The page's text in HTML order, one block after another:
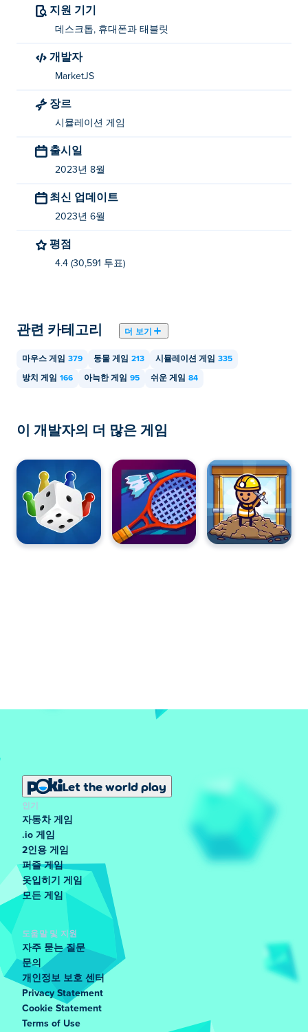
레이드하십시오!
누가 Idle Pet Business를 만들었습니까?
Idle Pet Business는 MarketJS에서 만듭니다. 다른 게임 플
레이 Poki (포키):
Idle Mining Empire
Classic Solitaire, castle-fight-with-buddies,
sudoku-village,
Mine Sweeper
mahjong-pyramids, unblock-it,
Love Calculator,Hangman
Super Girl Story
그리고
Idle Pet Business를 무료로 플레이하려면 어떻
Idle Pet Business를 모바일 기기와 데스크톱에
Idle Pet Business는 컴퓨터와 휴대폰 및 태블릿과 같은 모
지원 기기
데스크톱, 휴대폰과 태블릿
개발자
MarketJS
장르
시뮬레이션 게임
출시일
2023년 8월
최신 업데이트
2023년 6월
평점
4.4 (30,591 투표)
관련 카테고리 더 보기
마우스 게임 379 동물 게임 213 시뮬레이션 게임 335
방치 게임 166 아늑한 게임 95 쉬운 게임 84
이 개발자의 더 많은 게임
Let the world play
인기
자동차 게임
.io 게임
2인용 게임
퍼즐 게임
옷입히기 게임
모든 게임
도움말 및 지원
자주 묻는 질문
문의
개인정보 보호 센터
Privacy Statement
Cookie Statement
Terms of Use